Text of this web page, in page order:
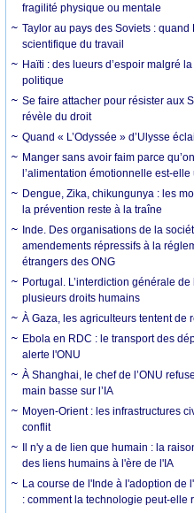
fragilité physique ou mentale
Taylor au pays des Soviets :
scientifique du travail
Haïti : des lueurs d’espoir malgré
politique
Se faire attacher pour résister aux
révèle du droit
Quand « L’Odyssée » d’Ulysse
Manger sans avoir faim parce
l’alimentation émotionnelle est-
Dengue, Zika, chikungunya : les
la prévention reste à la traîne
Inde. Des organisations de la
amendements répressifs à la
étrangers des ONG
Portugal. L’interdiction générale
plusieurs droits humains
À Gaza, les agriculteurs tentent de
Ebola en RDC : le transport des
alerte l'ONU
À Shanghai, le chef de l’ONU
main basse sur l’IA
Moyen-Orient : les infrastructures
conflit
Il n'y a de lien que humain : la
des liens humains à l'ère de l'IA
La course de l'Inde à l'adoption de
: comment la technologie peut-elle